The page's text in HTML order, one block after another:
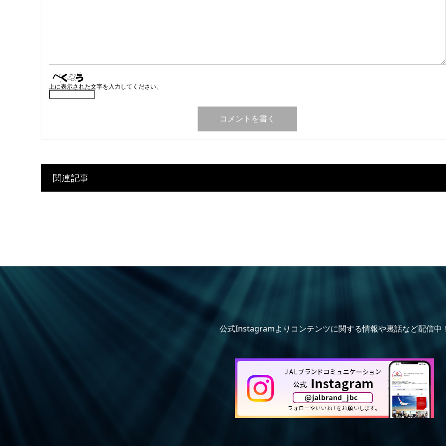
上に表示された文字を入力してください。
関連記事
公式Instagramよりコンテンツに関する情報や裏話など配信中